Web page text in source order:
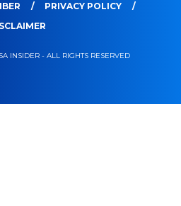
PRIVACY POLICY
INSIDER - ALL RIGHTS RESERVED